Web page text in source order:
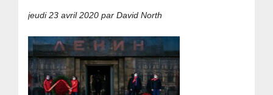
jeudi 23 avril 2020 par David North